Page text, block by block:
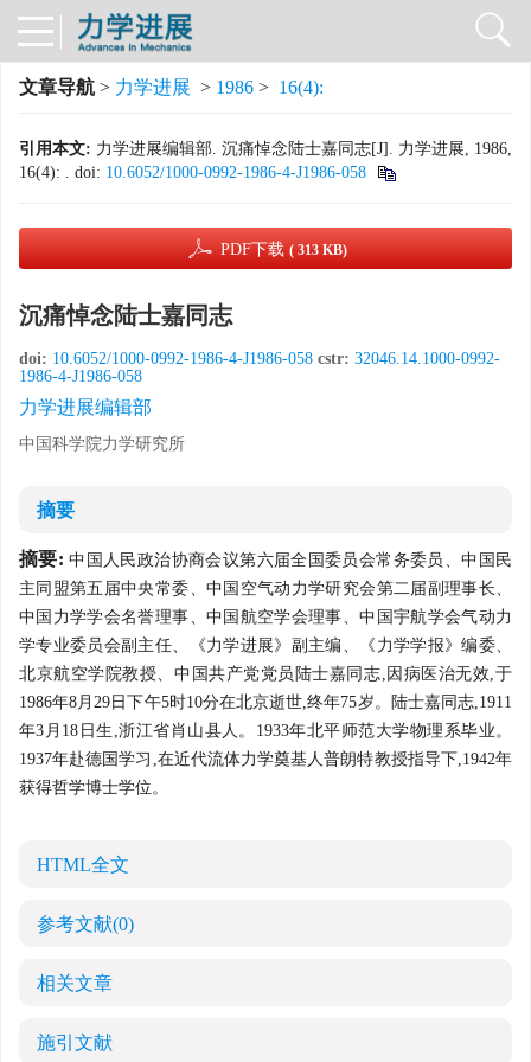
文章导航 > 力学进展 > 1986 > 16(4):
引用本文: 力学进展编辑部. 沉痛悼念陆士嘉同志[J]. 力学进展, 1986,
16(4): . doi: 10.6052/1000-0992-1986-4-J1986-058
PDF下载 ( 313 KB)
沉痛悼念陆士嘉同志
doi: 10.6052/1000-0992-1986-4-J1986-058 cstr: 32046.14.1000-0992-
1986-4-J1986-058
力学进展编辑部
中国科学院力学研究所
摘要
摘要: 中国人民政治协商会议第六届全国委员会常务委员、中国民
主同盟第五届中央常委、中国空气动力学研究会第二届副理事长、
中国力学学会名誉理事、中国航空学会理事、中国宇航学会气动力
学专业委员会副主任、《力学进展》副主编、《力学学报》编委、
北京航空学院教授、中国共产党党员陆士嘉同志,因病医治无效,于
1986年8月29日下午5时10分在北京逝世,终年75岁。陆士嘉同志,1911
年3月18日生,浙江省肖山县人。1933年北平师范大学物理系毕业。
1937年赴德国学习,在近代流体力学奠基人普朗特教授指导下,1942年
获得哲学博士学位。
HTML全文
参考文献(0)
相关文章
施引文献